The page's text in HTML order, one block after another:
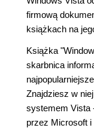
firmową
książkach na
Książka
skarbnica
Znajdziesz w
systemem Vista
przez Microsoft